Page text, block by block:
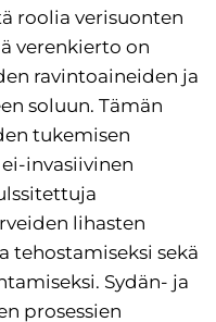
roolia verisuonten
verenkierto on
ravintoaineiden ja
soluun. Tämän
tukemisen
invasiivinen
lihasten
sekä
Sydän- ja
prosessien